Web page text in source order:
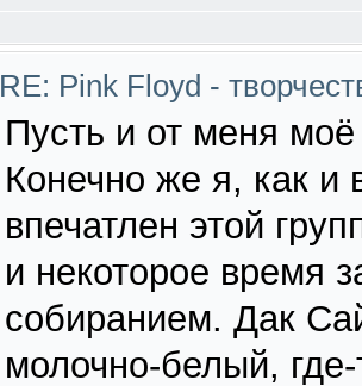
RE: Pink Floyd -
Пусть и от меня
Конечно же я, как и
впечатлен этой
и некоторое время
собиранием. Дак
молочно-белый, где-